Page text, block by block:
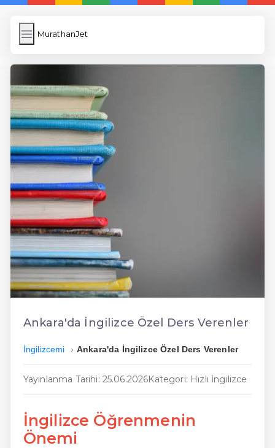
MurathanJet
MurathanJet
Subir Imagen
Wordpress Cache
Anasayfa
5 Günde İngilizce
İngilizce
Dil Eğitimi
En Hızlı İngilizce
En Kolay İngilizce
En Ucuz İngilizce
En Uygun İngilizce
Hızlı İngilizce
Ankara'da İngilizce Özel Ders Verenler
İngilizcemi Ankara'da İngilizce Özel Ders Verenler
Yayınlanma Tarihi: 25.06.2026Kategori: Hızlı İngilizce
İngilizce Öğrenmenin
Önemi